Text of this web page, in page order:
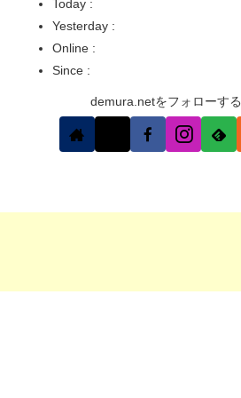
Today :
Yesterday :
Online :
Since :
demura.netをフォローする